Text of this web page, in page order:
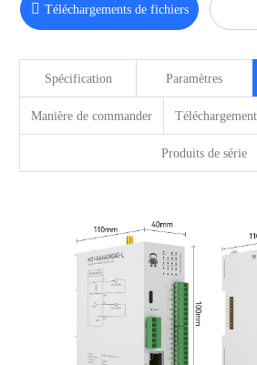
 Téléchargements de fichiers
Spécification Paramètres
Manière de commander
Produits de série